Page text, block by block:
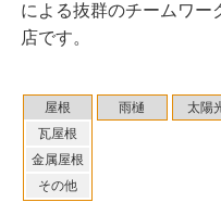
屋根
瓦屋根
金属屋根
その他
雨樋 太陽
による抜群のチームワー
店です。